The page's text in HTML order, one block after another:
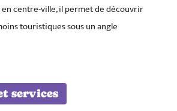
centre-ville, il permet de découvrir
touristiques sous un angle
services